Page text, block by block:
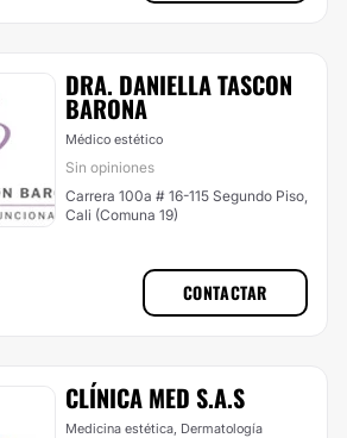
DRA. DANIELLA TASCON
BARONA
Médico estético
Sin opiniones
Carrera 100a # 16-115 Segundo Piso,
Cali (Comuna 19)
CONTACTAR
CLÍNICA MED S.A.S
Medicina estética, Dermatología